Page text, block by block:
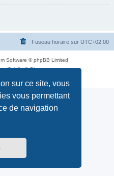
sur ce site, vous
vous permettant
de navigation
Fuseau horaire sur UTC+02:00
Software © phpBB Limited
officielle©Qiaeru